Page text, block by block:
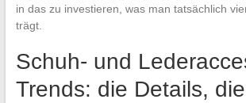
in das zu investieren, was man tatsächlich
trägt.
Schuh- und
Trends: die Details,